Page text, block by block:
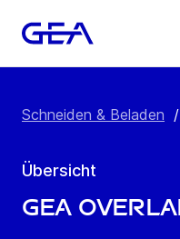
Schneiden & Beladen /
Übersicht
GEA